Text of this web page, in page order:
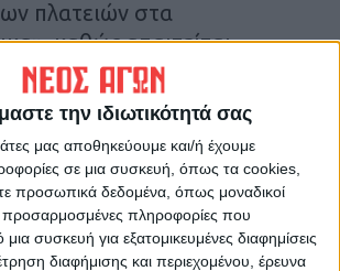
την ιδιωτικότητά σας
μας αποθηκεύουμε και/ή έχουμε
σε μια συσκευή, όπως τα cookies,
προσωπικά δεδομένα, όπως μοναδικοί
προσαρμοσμένες πληροφορίες που
συσκευή για εξατομικευμένες διαφημίσεις
διαφήμισης και περιεχομένου, έρευνα
πλατειών στα
καθώς απαιτείται
ανεπτυγμένης βλάστησης
παιδιά και μεγαλύτερους να
ώρα τους σε αυτές. Πρόκειται
παρεμβάσεις, οι
τη ζωή των